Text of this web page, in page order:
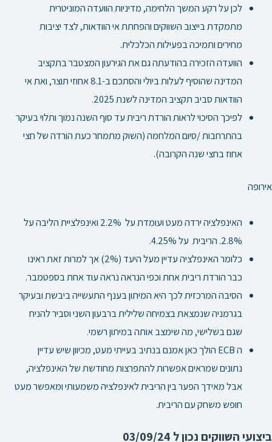
לכן על רקע המשך הלחימה, מדיניות הוועדה המוניטרית
מתמקדת בייצוב השווקים והפחתת אי הוודאות, לצד יציבות
מחירים ותמיכה בפעילות הכלכלית.
הוועדה הזכירה בהודעתה גם את הגירעון המצטבר בתקציב
המדינה שהוסיף לעלות ביולי והסתכם ב-8.1 אחוזי תוצר, ואת אי
הוודאות סביב תקציב המדינה לשנת 2025.
לפיכך הסיכוי לראות הורדת ריבית עד סוף השנה נמוך ותלוי בעיקר
בהתרחבות /סיום המלחמה (השוק מתמחר כעת הורדה של חצי
אחוז בחצי שנה הקרובה).
אירופה
האינפלציה ירדה מעט ועומדת על 2.2% ואינפלציית הליבה על
2.8%. הריבית על 4.25%.
כלומר האינפלציה עדיין מעל היעד (2%) אך למרות זאת ראינו
כבר הורדת ריבית אחת וכפי הנראה נראה עוד אחת בספטמבר.
הסיבה המרכזית לכך היא המיתון בענף התעשייה ביבשת ובעיקר
בגרמניה שנמצאת בצמיחה שלילית ברבעון השני וסביר להניח
שגם בשלישי, מה שימצב אותה במיתון רשמי.
ה ECB הולך כאן אמנם בנתיב בעייתי מעט, מכיוון שיש עדיין
נתונים שמראים אפשרות להתפרצות מחודשת של האינפלציה,
אבל מאידך הפער בין הריבית לאינפלציה משמעותי ומאפשר מעט
חופש משחק עם הריבית.
ביצועי השווקים נכון ל 03/09/24